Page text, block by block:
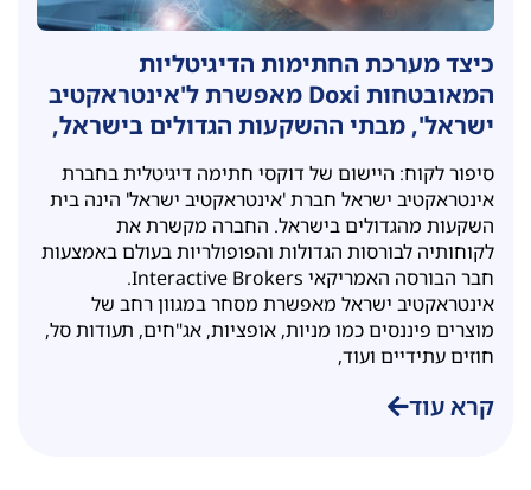
כיצד מערכת החתימות הדיגיטליות
המאובטחות Doxi מאפשרת ל'אינטראקטיב
ישראל', מבתי ההשקעות הגדולים בישראל,
ביעילות ומהירות
סיפור לקוח: היישום של דוקסי חתימה דיגיטלית בחברת
אינטראקטיב ישראל חברת 'אינטראקטיב ישראל' הינה בית
השקעות מהגדולים בישראל. החברה מקשרת את
לקוחותיה לבורסות הגדולות והפופולריות בעולם באמצעות
חבר הבורסה האמריקאי Interactive Brokers.
אינטראקטיב ישראל מאפשרת מסחר במגוון רחב של
מוצרים פיננסים כמו מניות, אופציות, אג"חים, תעודות סל,
חוזים עתידיים ועוד,
קרא עוד